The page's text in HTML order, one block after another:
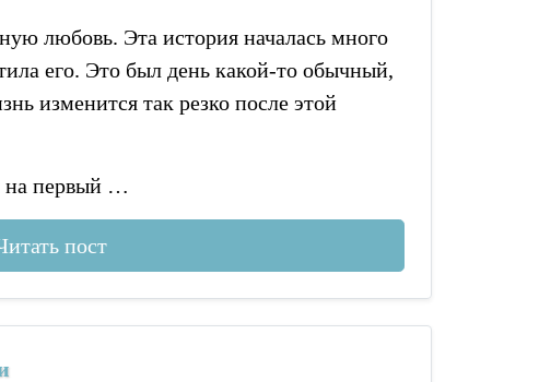
любовь. Эта история началась много
его. Это был день какой-то обычный,
изменится так резко после этой
первый …
пост